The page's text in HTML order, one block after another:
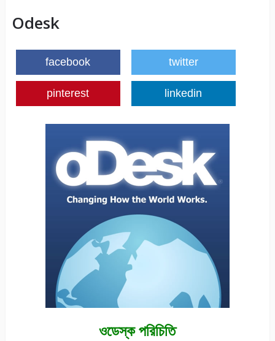
Odesk
facebook twitter
pinterest linkedin
ওডেস্ক পরিচিতি